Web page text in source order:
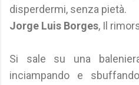
disperdermi, senza pietà.
Jorge Luis Borges, Il
Si sale su una
inciampando e